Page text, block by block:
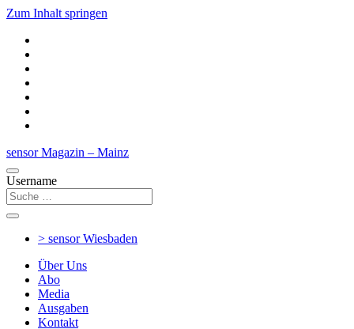
Zum Inhalt springen
sensor Magazin – Mainz
Username
> sensorWiesbaden
Über Uns
Abo
Media
Ausgaben
Kontakt